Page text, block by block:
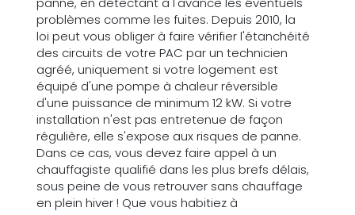
problèmes comme les fuites. Depuis 2010, la
loi peut vous obliger à faire vérifier l'étanchéité
des circuits de votre PAC par un technicien
agréé, uniquement si votre logement est
équipé d'une pompe à chaleur réversible
d'une puissance de minimum 12 kW. Si votre
installation n'est pas entretenue de façon
régulière, elle s'expose aux risques de panne.
Dans ce cas, vous devez faire appel à un
chauffagiste qualifié dans les plus brefs délais,
sous peine de vous retrouver sans chauffage
en plein hiver ! Que vous habitiez à